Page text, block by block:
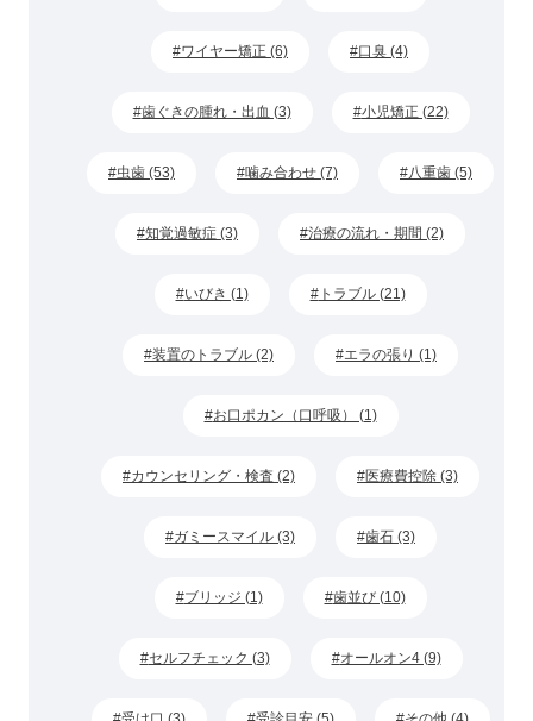
ワイヤー矯正 (6) 口臭 (4)
歯ぐきの腫れ・出血 (3) 小児矯正 (22)
虫歯 (53) 噛み合わせ (7) 八重歯 (5)
知覚過敏症 (3) 治療の流れ・期間 (2)
いびき (1) トラブル (21)
装置のトラブル (2) エラの張り (1)
お口ポカン（口呼吸） (1)
カウンセリング・検査 (2) 医療費控除 (3)
ガミースマイル (3) 歯石 (3)
ブリッジ (1) 歯並び (10)
セルフチェック (3) オールオン4 (9)